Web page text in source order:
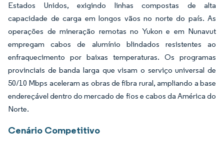
Estados Unidos, exigindo linhas compostas de alta
capacidade de carga em longos vãos no norte do país. As
operações de mineração remotas no Yukon e em Nunavut
empregam cabos de alumínio blindados resistentes ao
enfraquecimento por baixas temperaturas. Os programas
provinciais de banda larga que visam o serviço universal de
50/10 Mbps aceleram as obras de fibra rural, ampliando a base
endereçável dentro do mercado de fios e cabos da América do
Norte.
Cenário Competitivo